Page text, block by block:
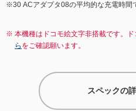
ACアダプタ08の平均的な充電時間
本機種はドコモ絵文字非搭載です。
ら をご確認願います。
スペックの